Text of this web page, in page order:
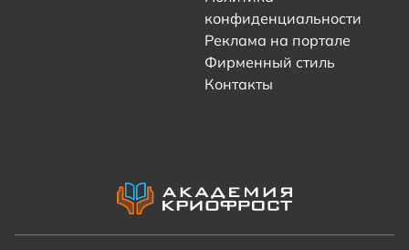
конфиденциальности
Реклама на портале
Фирменный стиль
Контакты